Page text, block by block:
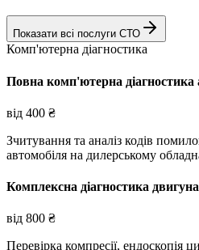
Показати всі послуги СТО
Комп'ютерна діагностика
Повна комп'ютерна діагностика
від 400 ₴
Зчитування та аналіз кодів
автомобіля на дилерському
Комплексна діагностика двигуна
від 800 ₴
Перевірка компресії, ендоскопія